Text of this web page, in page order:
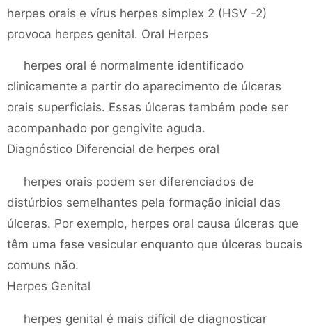
herpes orais e vírus herpes simplex 2 (HSV -2)
provoca herpes genital. Oral Herpes
herpes oral é normalmente identificado
clinicamente a partir do aparecimento de úlceras
orais superficiais. Essas úlceras também pode ser
acompanhado por gengivite aguda.
Diagnóstico Diferencial de herpes oral
herpes orais podem ser diferenciados de
distúrbios semelhantes pela formação inicial das
úlceras. Por exemplo, herpes oral causa úlceras que
têm uma fase vesicular enquanto que úlceras bucais
comuns não.
Herpes Genital
herpes genital é mais difícil de diagnosticar